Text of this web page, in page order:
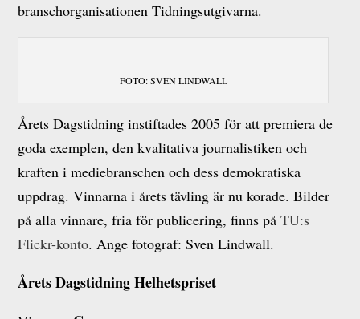
branschorganisationen Tidningsutgivarna.
FOTO: SVEN LINDWALL
Årets Dagstidning instiftades 2005 för att premiera de
goda exemplen, den kvalitativa journalistiken och
kraften i mediebranschen och dess demokratiska
uppdrag. Vinnarna i årets tävling är nu korade. Bilder
på alla vinnare, fria för publicering, finns påTU:s
Flickr-konto. Ange fotograf: Sven Lindwall.
Årets Dagstidning Helhetspriset